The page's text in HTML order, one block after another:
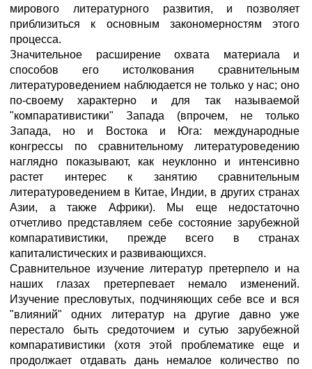
мирового литературного развития, и позволяет
приблизиться к основным закономерностям этого
процесса.
Значительное расширение охвата материала и
способов его истолкования сравнительным
литературоведением наблюдается не только у нас; оно
по-своему характерно и для так называемой
"компаративистики" Запада (впрочем, не только
Запада, но и Востока и Юга: международные
конгрессы по сравнительному литературоведению
наглядно показывают, как неуклонно и интенсивно
растет интерес к занятию сравнительным
литературоведением в Китае, Индии, в других странах
Азии, а также Африки). Мы еще недостаточно
отчетливо представляем себе состояние зарубежной
компаративистики, прежде всего в странах
капиталистических и развивающихся.
Сравнительное изучение литератур претерпело и на
наших глазах претерпевает немало изменений.
Изучение пресловутых, подчиняющих себе все и вся
"влияний" одних литератур на другие давно уже
перестало быть средоточием и сутью зарубежной
компаративистики (хотя этой проблематике еще и
продолжает отдавать дань немалое количество по